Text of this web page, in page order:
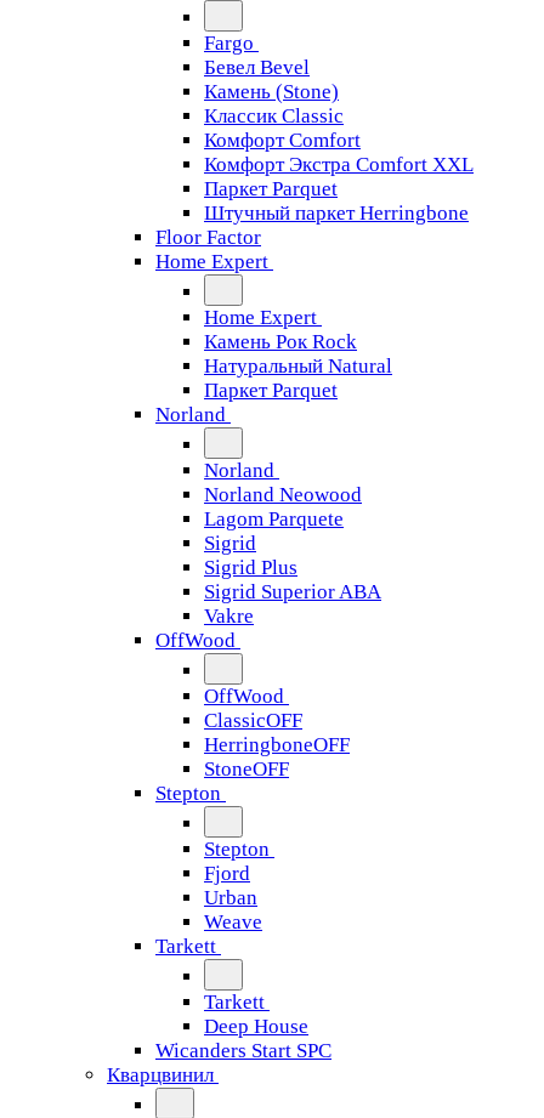
Fargo
Бевел Bevel
Камень (Stone)
Классик Classic
Комфорт Comfort
Комфорт Экстра Comfort XXL
Паркет Parquet
Штучный паркет Herringbone
Floor Factor
Home Expert
Home Expert
Камень Рок Rock
Натуральный Natural
Паркет Parquet
Norland
Norland
Norland Neowood
Lagom Parquete
Sigrid
Sigrid Plus
Sigrid Superior ABA
Vakre
OffWood
OffWood
ClassicOFF
HerringboneOFF
StoneOFF
Stepton
Stepton
Fjord
Urban
Weave
Tarkett
Tarkett
Deep House
Wicanders Start SPC
Кварцвинил